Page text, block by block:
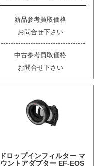
新品参考買取価格
お問合せ下さい
中古参考買取価格
お問合せ下さい
ドロップインフィルター マ
ウントアダプター EF-EOS